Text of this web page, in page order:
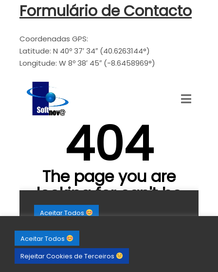
Formulário de Contacto
Coordenadas GPS:
Latitude: N 40º 37′ 34″ (40.6263144°)
Longitude: W 8º 38′ 45″ (-8.6458969°)
Aceitar Todos
Rejeitar Cookies de Terceiros